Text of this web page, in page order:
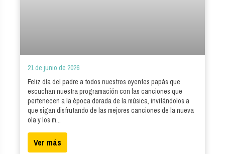
21 de junio de 2026
Feliz día del padre a todos nuestros oyentes papás que
escuchan nuestra programación con las canciones que
pertenecen a la época dorada de la música, invitándolos a
que sigan disfrutando de las mejores canciones de la nueva
ola y los m...
Ver más